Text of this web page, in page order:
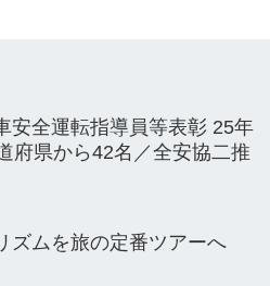
安全運転指導員等表彰 25年
府県から42名／全安協二推
ズムを旅の定番ツアーへ